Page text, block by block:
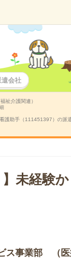
会社
祉介護関連）
護助手（111451397）の派
未経験
事業部 （医